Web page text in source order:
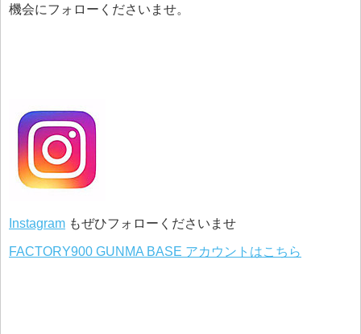
機会にフォローくださいませ。
Instagram もぜひフォローくださいませ
FACTORY900 GUNMA BASE アカウントはこちら